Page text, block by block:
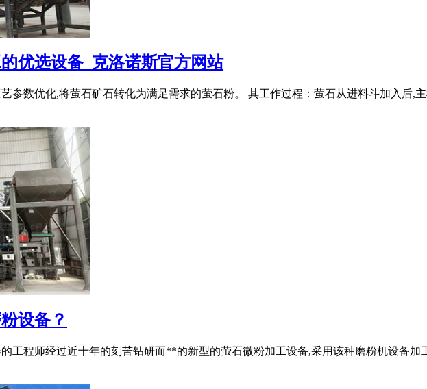
优选设备_克洛诺斯官方网站
参数优化,将萤石矿石转化为满足需求的萤石粉。 其工作过程：萤石从进料斗加入后,
设备？
工程师经过近十年的刻苦钻研而**的新型的萤石微粉加工设备,采用该种磨粉机设备加